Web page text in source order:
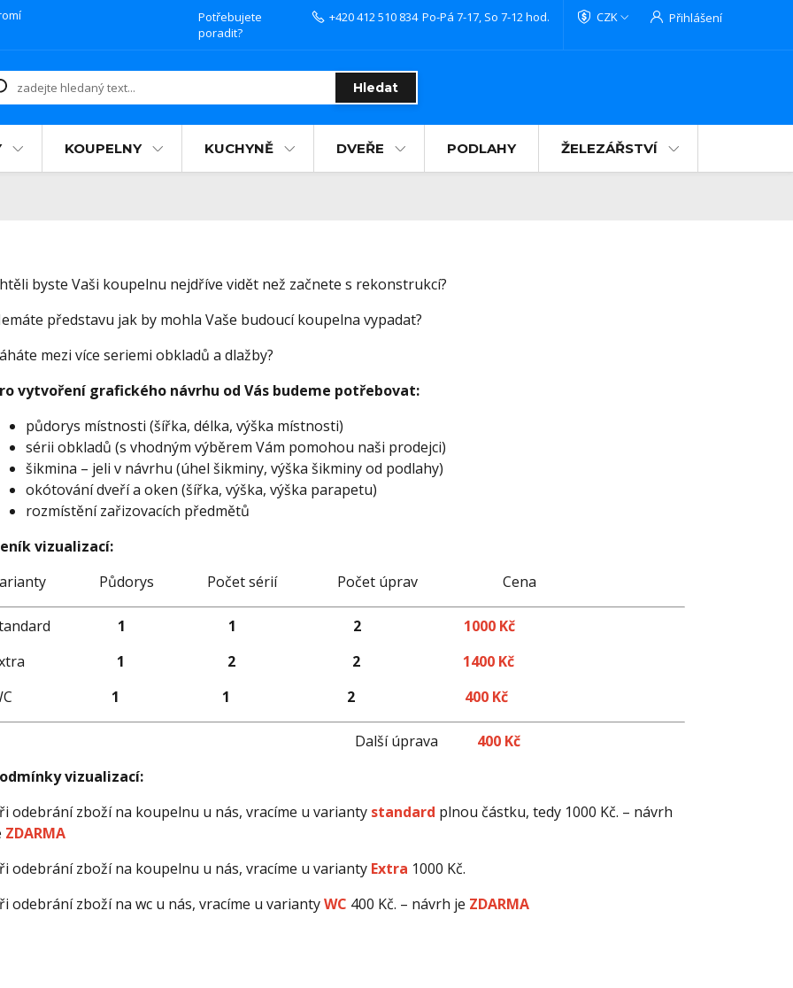
CZK Přihlášení
Hledat
Potřebujete
poradit?
+420 412 510 834 Po-Pá 7-17, So 7-12 hod.
KOUPELNY KUCHYNĚ DVEŘE PODLAHY ŽELEZÁŘSTVÍ
byste Vaši koupelnu nejdříve vidět než začnete s rekonstrukcí?
představu jak by mohla Vaše budoucí koupelna vypadat?
mezi více seriemi obkladů a dlažby?
vytvoření grafického návrhu od Vás budeme potřebovat:
půdorys místnosti (šířka, délka, výška místnosti)
sérii obkladů (s vhodným výběrem Vám pomohou naši prodejci)
šikmina – jeli v návrhu (úhel šikminy, výška šikminy od podlahy)
okótování dveří a oken (šířka, výška, výška parapetu)
rozmístění zařizovacích předmětů
vizualizací:
Půdorys Počet sérií Počet úprav Cena
1 1 2
1000 Kč
1 2 2
1400 Kč
1 1 2 400 Kč
úprava
400 Kč
vizualizací:
odebrání zboží na koupelnu u nás, vracíme u varianty standard plnou částku, tedy 1000 Kč. – návrh
ZDARMA
odebrání zboží na koupelnu u nás, vracíme u varianty Extra 1000 Kč.
odebrání zboží na wc u nás, vracíme u variantyWC 400 Kč. – návrh je ZDARMA